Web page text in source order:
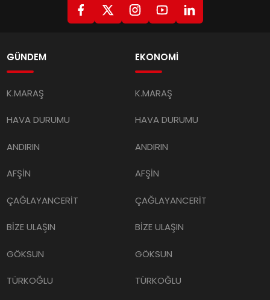
GÜNDEM
K.MARAŞ
HAVA DURUMU
ANDIRIN
AFŞİN
ÇAĞLAYANCERİT
BİZE ULAŞIN
GÖKSUN
TÜRKOĞLU
EKONOMİ
K.MARAŞ
HAVA DURUMU
ANDIRIN
AFŞİN
ÇAĞLAYANCERİT
BİZE ULAŞIN
GÖKSUN
TÜRKOĞLU